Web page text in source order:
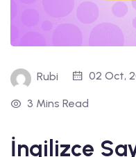
Rubi 02 Oct,
3 Mins Read
İngilizce